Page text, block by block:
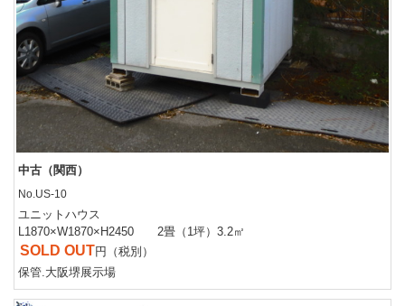
中古（関西）
No.US-10
ユニットハウス
L1870×W1870×H2450 2畳（1坪）3.2㎡
SOLD OUT円（税別）
保管.大阪堺展示場